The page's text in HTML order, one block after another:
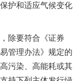
护和适应气候变化
除要符合《证券
管理办法》规定的
污染、高能耗或其